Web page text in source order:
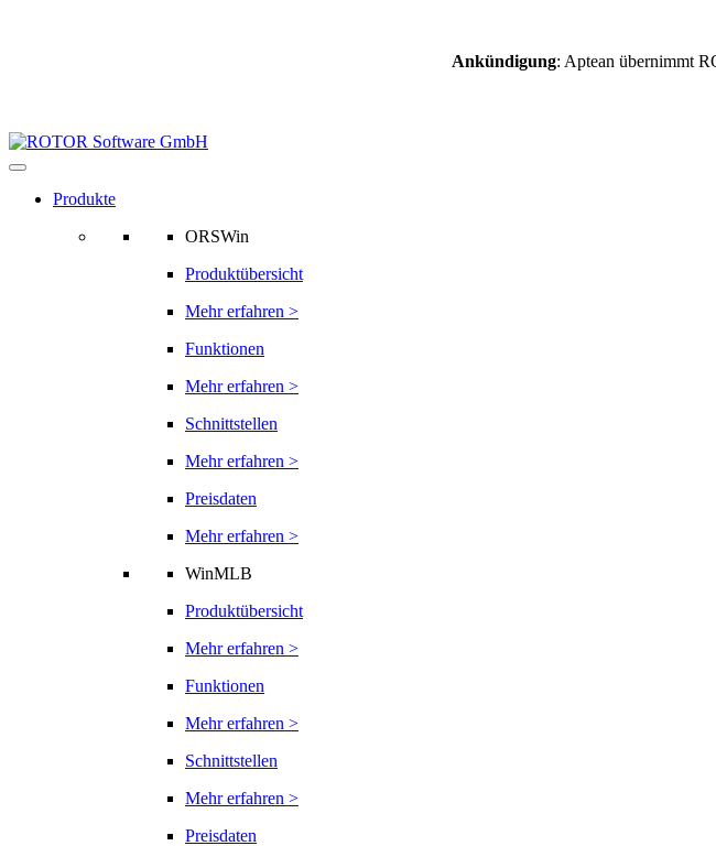
Ankündigung: Aptean übernimmt
Produkte
ORSWin
Produktübersicht
Mehr erfahren >
Funktionen
Mehr erfahren >
Schnittstellen
Mehr erfahren >
Preisdaten
Mehr erfahren >
WinMLB
Produktübersicht
Mehr erfahren >
Funktionen
Mehr erfahren >
Schnittstellen
Mehr erfahren >
Preisdaten